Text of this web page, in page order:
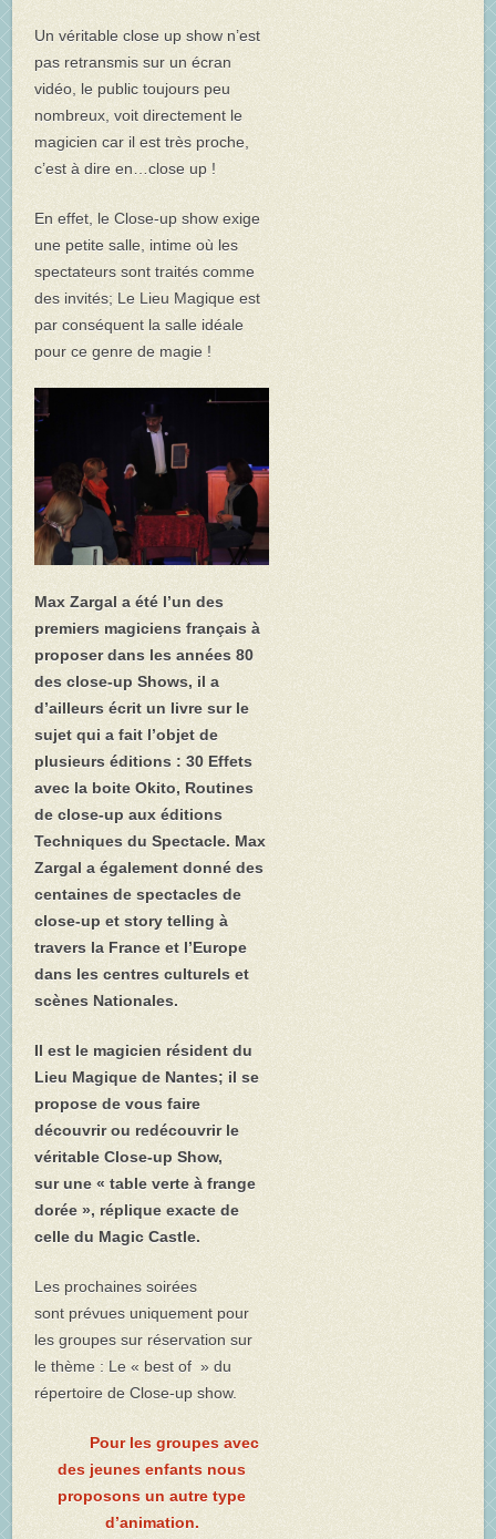
Un véritable close up show n’est
pas retransmis sur un écran
vidéo, le public toujours peu
nombreux, voit directement le
magicien car il est très proche,
c’est à dire en…close up !
En effet, le Close-up show exige
une petite salle, intime où les
spectateurs sont traités comme
des invités; Le Lieu Magique est
par conséquent la salle idéale
pour ce genre de magie !
Max Zargal a été l’un des
premiers magiciens français à
proposer dans les années 80
des close-up Shows, il a
d’ailleurs écrit un livre sur le
sujet qui a fait l’objet de
plusieurs éditions : 30 Effets
avec la boite Okito, Routines
de close-up aux éditions
Techniques du Spectacle. Max
Zargal a également donné des
centaines de spectacles de
close-up et story telling à
travers la France et l’Europe
dans les centres culturels et
scènes Nationales.
Il est le magicien résidentdu
Lieu Magique de Nantes; il se
propose de vous faire
découvrir ou redécouvrir le
véritable Close-up Show,
sur une « table verte à frange
dorée », réplique exacte de
celle du Magic Castle.
Les prochaines soirées
sont prévues uniquement pour
les groupes sur réservation sur
le thème : Le « best of » du
répertoire de Close-up show.
Pour les groupes avec
des jeunes enfants nous
proposons un autre type
d’animation.